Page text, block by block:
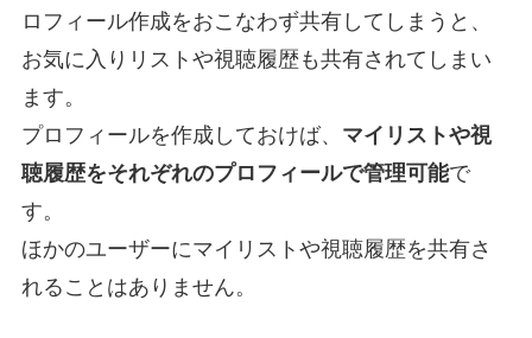
ロフィール作成をおこなわず共有してしまうと、
お気に入りリストや視聴履歴も共有されてしまい
ます。
プロフィールを作成しておけば、 マイリストや視
聴履歴をそれぞれのプロフィールで管理可能で
す。
ほかのユーザーにマイリストや視聴履歴を共有さ
れることはありません。